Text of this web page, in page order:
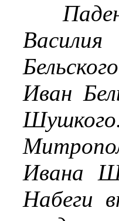
Иван
Ивана
Набеги